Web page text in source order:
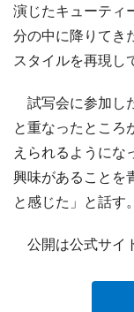
演じたキューティ
分の中に降りてき
スタイルを再現し
試写会に参加し
と重なったところ
えられるようにな
興味があることを
と感じた」と話す。
公開は公式サイ